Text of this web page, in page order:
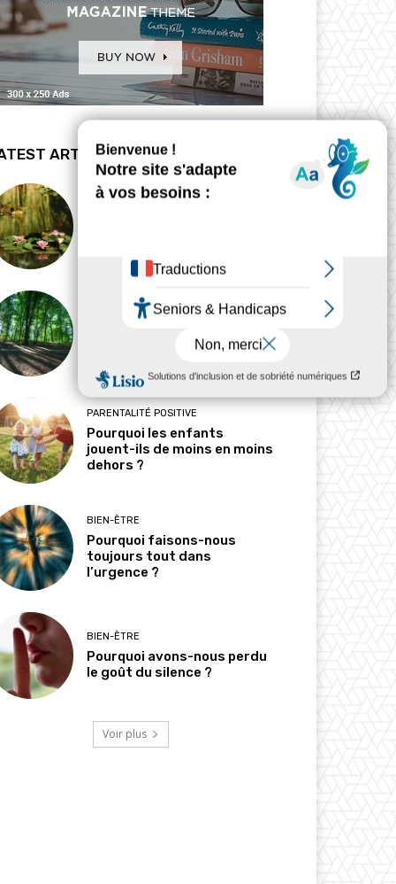
ARTICLES
devenue une ressource
PARENTALITÉ POSITIVE
Pourquoi les enfants
jouent-ils de moins en moins
dehors ?
BIEN-ÊTRE
Pourquoi faisons-nous
toujours tout dans
l’urgence ?
BIEN-ÊTRE
Pourquoi avons-nous perdu
le goût du silence ?
Voir plus